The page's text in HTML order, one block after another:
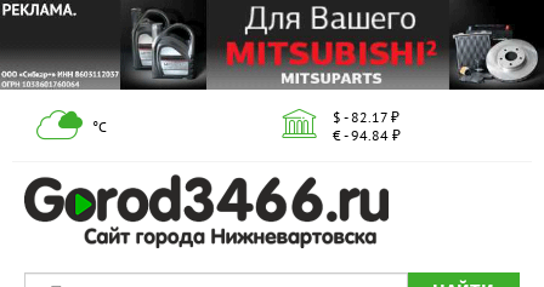
°С
$ - 82.17 ₽
€ - 94.84 ₽